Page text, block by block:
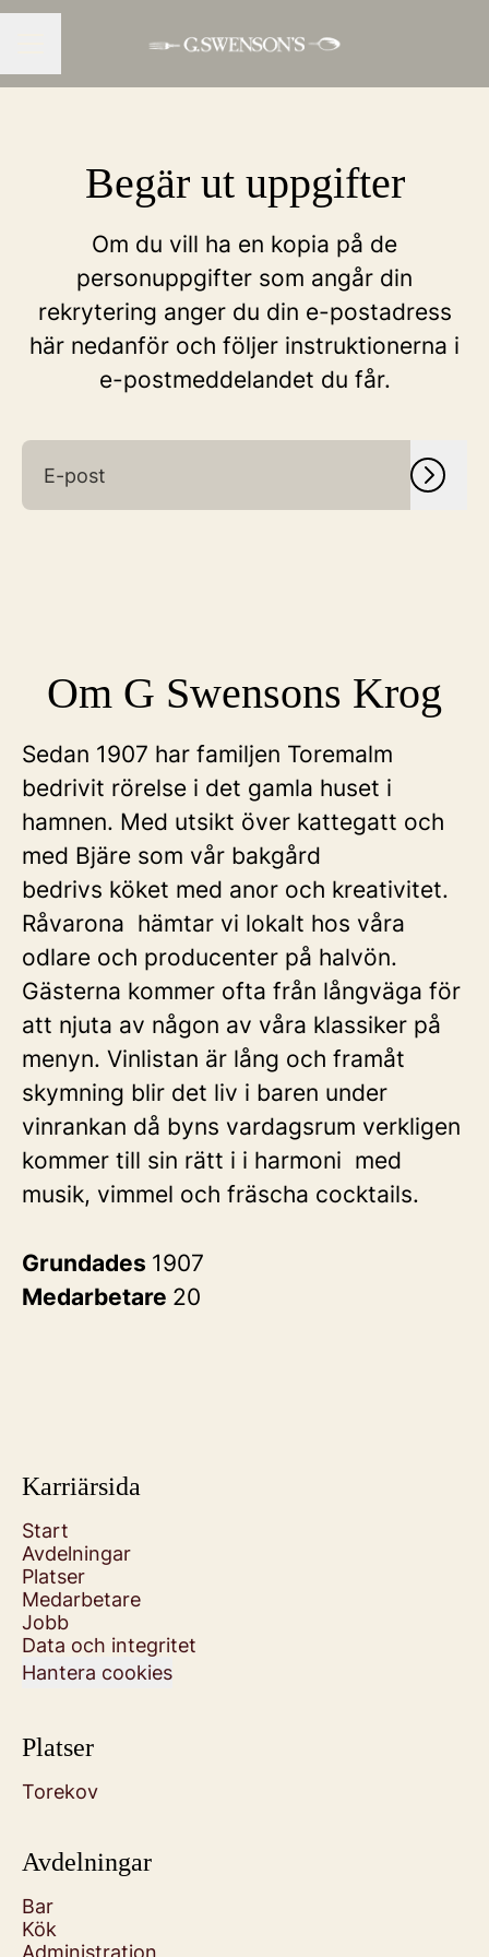
Begär ut uppgifter
Om du vill ha en kopia på de
personuppgifter som angår din
rekrytering anger du din e-postadress
här nedanför och följer instruktionerna i
e-postmeddelandet du får.
Om G Swensons Krog
Sedan 1907 har familjen Toremalm
bedrivit rörelse i det gamla huset i
hamnen. Med utsikt över kattegatt och
med Bjäre som vår bakgård
bedrivs köket med anor och kreativitet.
Råvarona hämtar vi lokalt hos våra
odlare och producenter på halvön.
Gästerna kommer ofta från långväga för
att njuta av någon av våra klassiker på
menyn. Vinlistan är lång och framåt
skymning blir det liv i baren under
vinrankan då byns vardagsrum verkligen
kommer till sin rätt i i harmoni med
musik, vimmel och fräscha cocktails.
Grundades 1907
Medarbetare 20
Karriärsida
Start
Avdelningar
Platser
Medarbetare
Jobb
Data och integritet
Hantera cookies
Platser
Torekov
Avdelningar
Bar
Kök
Administration